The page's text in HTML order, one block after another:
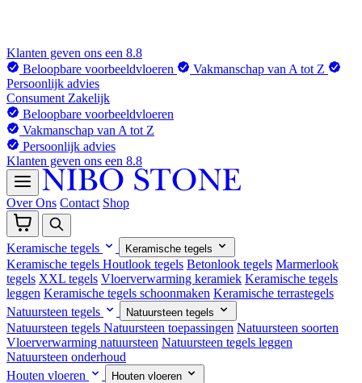
Klanten geven ons een 8.8
Beloopbare voorbeeldvloeren
Vakmanschap van A tot Z
Persoonlijk advies
Consument Zakelijk
Beloopbare voorbeeldvloeren
Vakmanschap van A tot Z
Persoonlijk advies
Klanten geven ons een 8.8
Over Ons Contact Shop
Keramische tegels Keramische tegels
Keramische tegels Houtlook tegels Betonlook tegels Marmerlook
tegels XXL tegels Vloerverwarming keramiek Keramische tegels
leggen Keramische tegels schoonmaken Keramische terrastegels
Natuursteen tegels
Natuursteen tegels
Natuursteen tegels Natuursteen toepassingen Natuursteen soorten
Vloerverwarming natuursteen Natuursteen tegels leggen
Natuursteen onderhoud
Houten vloeren
Houten vloeren